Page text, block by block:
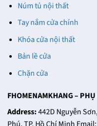
Núm tủ nội thất
Tay nắm cửa chính
Khóa cửa nội thất
Bản lề cửa
Chặn cửa
FHOMENAMKHANG –
Address:442D Nguyễn